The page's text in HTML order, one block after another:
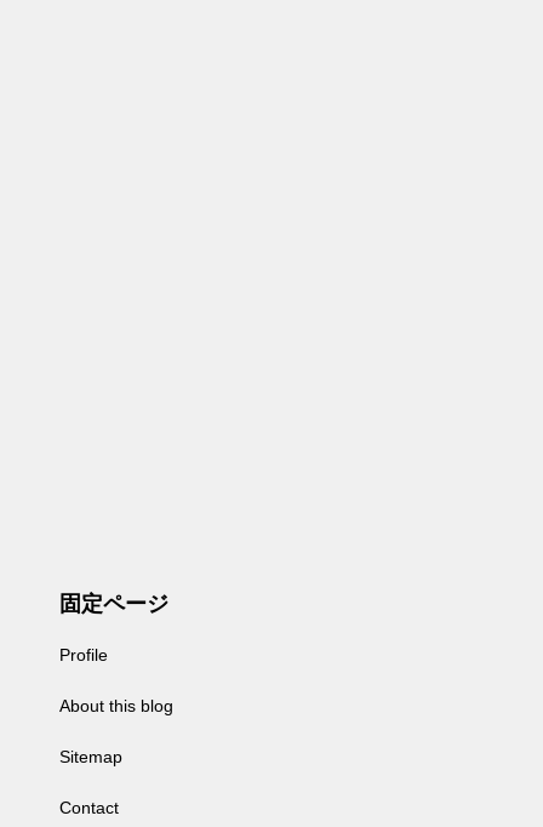
固定ページ
Profile
About this blog
Sitemap
Contact